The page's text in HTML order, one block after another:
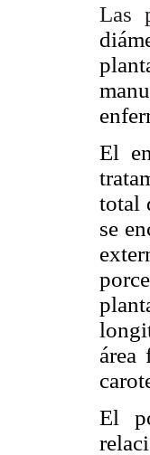
Las
El
total
se
área
El